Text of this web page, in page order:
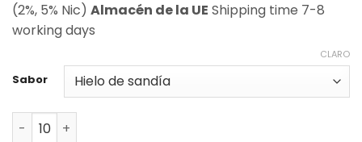
(2%, 5% Nic) Almacén de la UE Shipping time 7-8
working days
Sabor
CLARO
Cantidad Wholesale Vapsolo King Pro 40K Puffs